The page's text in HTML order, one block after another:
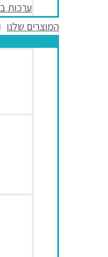
ערכות
המוצרים שלנו